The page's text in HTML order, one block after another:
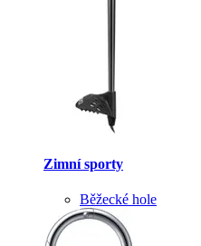
Zimní sporty
Běžecké hole